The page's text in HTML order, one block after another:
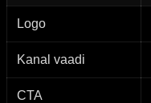
Logo
Kanal vaadi
CTA